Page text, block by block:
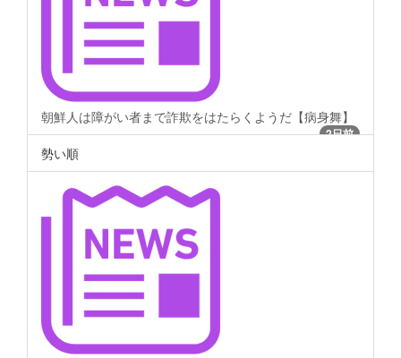
朝鮮人は障がい者まで詐欺をはたらくようだ【病身舞】
2日前
勢い順